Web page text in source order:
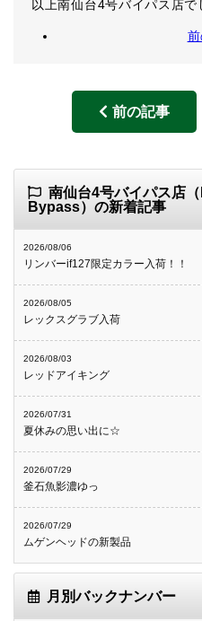
以上南仙台4号バイパス店で
前の記事
南仙台4号バイパス店
Bypass）の新着記事
2026/08/06
リンバーif127限定カラー入荷！！
2026/08/05
レックスグラブ入荷
2026/08/03
レッドアイキング
2026/07/31
夏休みの思い出に☆
2026/07/29
釜石魚影濃ゆっ
2026/07/29
ムゲンヘッドの新製品
月別バックナンバー